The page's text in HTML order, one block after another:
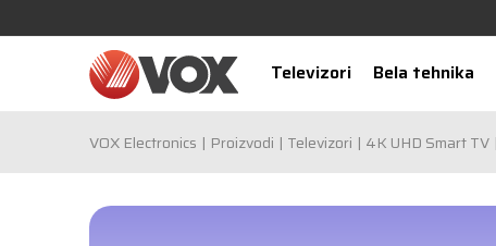
Televizori Bela tehnika
VOX Electronics Proizvodi Televizori 4K UHD Smart TV